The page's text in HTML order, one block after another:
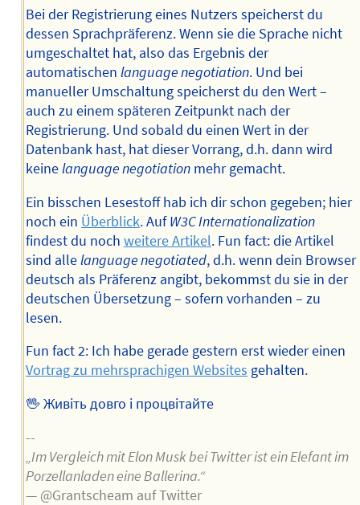
Bei der Registrierung eines Nutzers speicherst du
dessen Sprachpräferenz. Wenn sie die Sprache nicht
umgeschaltet hat, also das Ergebnis der
automatischen language negotiation. Und bei
manueller Umschaltung speicherst du den Wert –
auch zu einem späteren Zeitpunkt nach der
Registrierung. Und sobald du einen Wert in der
Datenbank hast, hat dieser Vorrang, d.h. dann wird
keinelanguage negotiationmehr gemacht.
Ein bisschen Lesestoff hab ich dir schon gegeben; hier
noch ein Überblick. AufW3C Internationalization
findest du noch weitere Artikel. Fun fact: die Artikel
sind allelanguage negotiated, d.h. wenn dein Browser
deutsch als Präferenz angibt, bekommst du sie in der
deutschen Übersetzung – sofern vorhanden – zu
lesen.
Fun fact 2: Ich habe gerade gestern erst wieder einen
Vortrag zu mehrsprachigen Websites gehalten.
🖖 Живіть довго і процвітайте
--
„Im Vergleich mit Elon Musk bei Twitter ist ein Elefant im
Porzellanladen eine Ballerina.“
— @Grantscheam auf Twitter